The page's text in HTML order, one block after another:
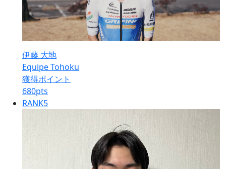
伊藤 大地
Equipe Tohoku
獲得ポイント
680pts
RANK5